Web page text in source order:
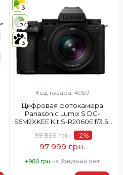
3
24
3
Код товара: 4950
Цифровая фотокамера
Panasonic Lumix S DC-
S5M2XKEE Kit S-R2060E f/3.5-
97 999 грн.
99 999 грн. -2%
+980 грн. на бонусный счет